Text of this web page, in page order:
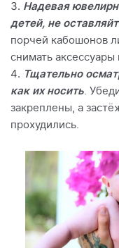
Надевая
детей, не
порчей кабошонов
снимать
Тщательно
как их носить .
закреплены, а
прохудились.